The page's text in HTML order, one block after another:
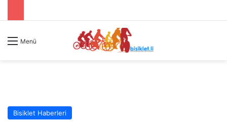
Menü
Bisiklet Haberleri